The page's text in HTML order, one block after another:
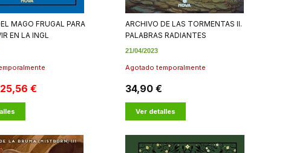
MAGO FRUGAL PARA
EN LA INGL
25,56 €
ARCHIVO DE LAS TORMENTAS II.
PALABRAS RADIANTES
21/04/2023
Agotado temporalmente
34,90 €
Ver detalles